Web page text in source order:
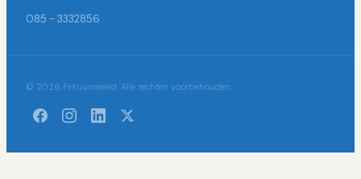
085 - 3332856
© 2026 Frituurwereld. Alle rechten voorbehouden.